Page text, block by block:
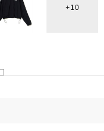
10